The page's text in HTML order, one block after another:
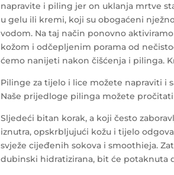
napravite i piling jer on uklanja mrtve
u gelu ili kremi, koji su obogaćeni
vodom. Na taj način ponovno
kožom i odčepljenim porama od
ćemo nanijeti nakon čišćenja i pilinga.
Pilinge za tijelo i lice možete napraviti i
Naše prijedloge pilinga možete pročitati
Sljedeći bitan korak, a koji često
iznutra, opskrbljujući kožu i tijelo
svježe cijeđenih sokova i smoothieja.
dubinski hidratizirana, bit će potaknuta